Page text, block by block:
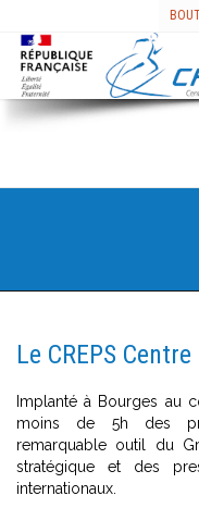
Le CREPS
Implanté à Bourges au
moins de 5h des
remarquable outil du
stratégique et des
internationaux.